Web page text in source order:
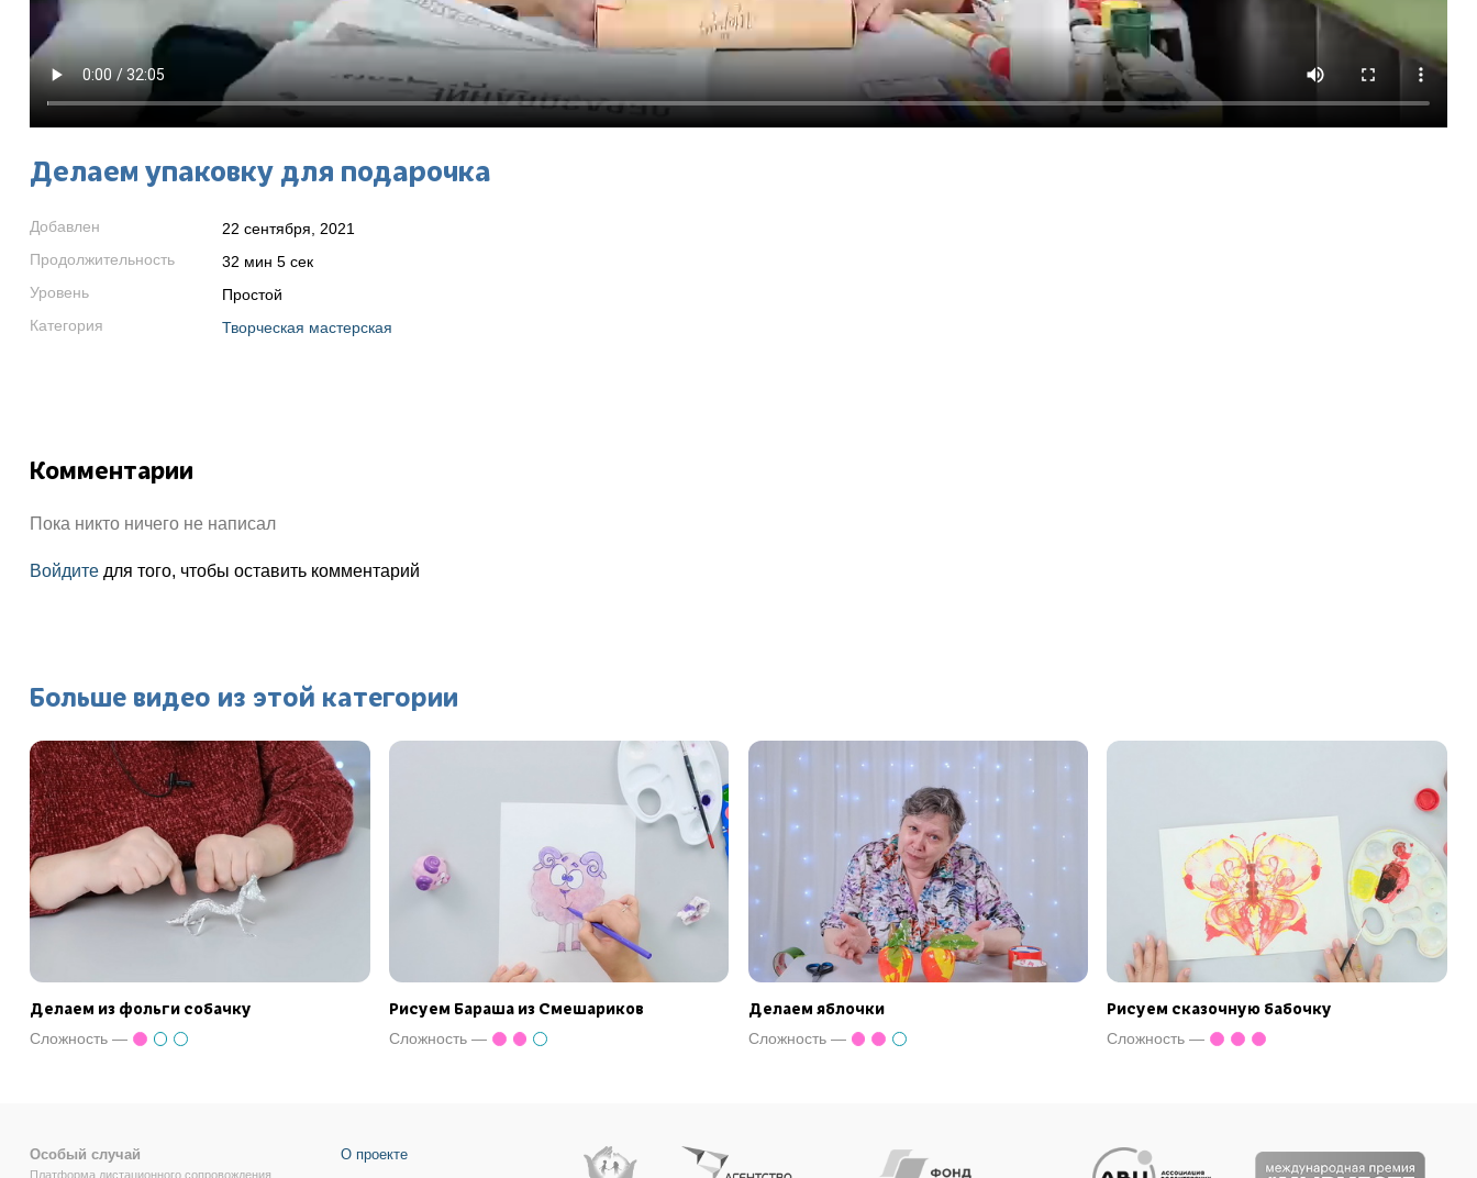
Делаем упаковку для подарочка
Добавлен
22 сентября, 2021
Продолжительность
32 мин 5 сек
Уровень
Простой
Категория
Творческая мастерская
Комментарии
Пока никто ничего не написал
Войдитедля того, чтобы оставить комментарий
Больше видео из этой категории
Делаем из фольги собачку
Сложность —
Рисуем Бараша из Смешариков
Сложность —
Делаем яблочки
Сложность —
Рисуем сказочную бабочку
Сложность —
Особый случай
Платформа дистационного сопровождения
О проекте